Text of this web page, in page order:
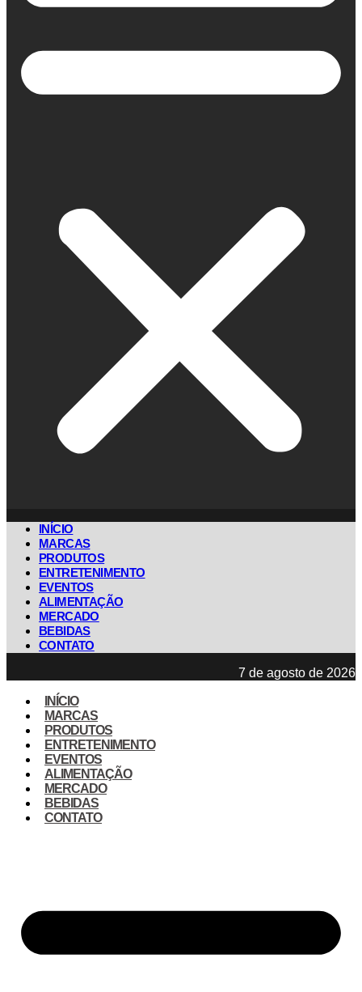
INÍCIO
MARCAS
PRODUTOS
ENTRETENIMENTO
EVENTOS
ALIMENTAÇÃO
MERCADO
BEBIDAS
CONTATO
7 de agosto de 2026
INÍCIO
MARCAS
PRODUTOS
ENTRETENIMENTO
EVENTOS
ALIMENTAÇÃO
MERCADO
BEBIDAS
CONTATO